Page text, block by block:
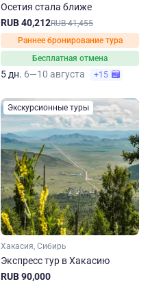
Осетия стала ближе
RUB 40,212RUB 41,455
Раннее бронирование тура
Бесплатная отмена
5 дн. 6—10 августа +15
Экскурсионные туры
Хакасия, Сибирь
Экспресс тур в Хакасию
RUB 90,000